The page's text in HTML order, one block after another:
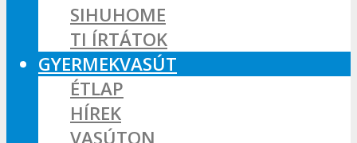
SIHUHOME
TI ÍRTÁTOK
GYERMEKVASÚT
ÉTLAP
HÍREK